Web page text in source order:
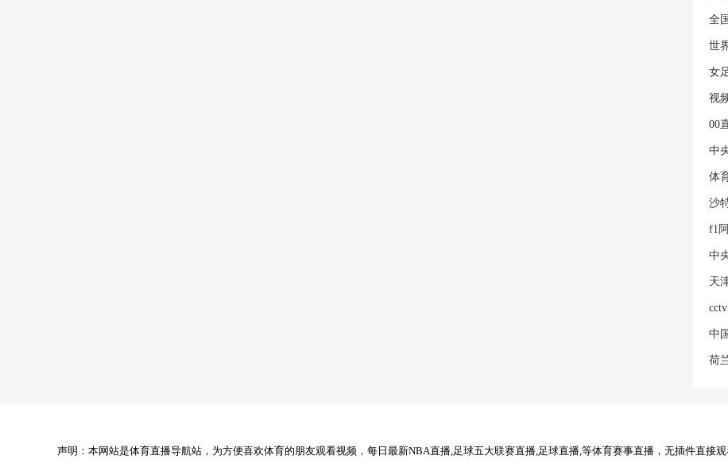
全
世
女
视
00
中
体
沙
f1
中
天
中
荷
声明：本网站是体育直播导航站，为方便喜欢体育的朋友观看视频，每日最新NBA直播,足球五大联赛直播,足球直播,等体育赛事直播，无插件直接观